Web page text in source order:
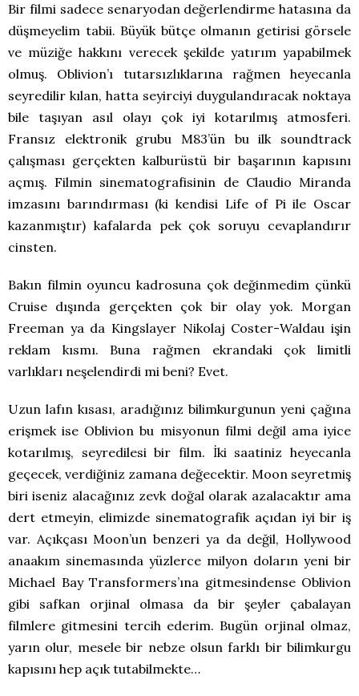
Bir filmi sadece senaryodan değerlendirme hatasına da
düşmeyelim tabii. Büyük bütçe olmanın getirisi görsele
ve müziğe hakkını verecek şekilde yatırım yapabilmek
olmuş. Oblivion’ı tutarsızlıklarına rağmen heyecanla
seyredilir kılan, hatta seyirciyi duygulandıracak noktaya
bile taşıyan asıl olayı çok iyi kotarılmış atmosferi.
Fransız elektronik grubu M83’ün bu ilk soundtrack
çalışması gerçekten kalburüstü bir başarının kapısını
açmış. Filmin sinematografisinin de Claudio Miranda
imzasını barındırması (ki kendisi Life of Pi ile Oscar
kazanmıştır) kafalarda pek çok soruyu cevaplandırır
cinsten.
Bakın filmin oyuncu kadrosuna çok değinmedim çünkü
Cruise dışında gerçekten çok bir olay yok. Morgan
Freeman ya da Kingslayer Nikolaj Coster-Waldau işin
reklam kısmı. Buna rağmen ekrandaki çok limitli
varlıkları neşelendirdi mi beni? Evet.
Uzun lafın kısası, aradığınız bilimkurgunun yeni çağına
erişmek ise Oblivion bu misyonun filmi değil ama iyice
kotarılmış, seyredilesi bir film. İki saatiniz heyecanla
geçecek, verdiğiniz zamana değecektir. Moon seyretmiş
biri iseniz alacağınız zevk doğal olarak azalacaktır ama
dert etmeyin, elimizde sinematografik açıdan iyi bir iş
var. Açıkçası Moon’un benzeri ya da değil, Hollywood
anaakım sinemasında yüzlerce milyon doların yeni bir
Michael Bay Transformers’ına gitmesindense Oblivion
gibi safkan orjinal olmasa da bir şeyler çabalayan
filmlere gitmesini tercih ederim. Bugün orjinal olmaz,
yarın olur, mesele bir nebze olsun farklı bir bilimkurgu
kapısını hep açık tutabilmekte…